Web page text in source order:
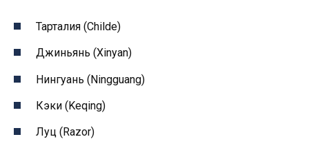
Тарталия (Childe)
Джиньянь (Xinyan)
Нингуань (Ningguang)
Кэки (Keqing)
Луц (Razor)